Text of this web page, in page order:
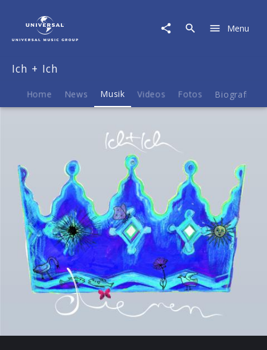
Menu
Ich + Ich
Home News Musik Videos Fotos Biografie